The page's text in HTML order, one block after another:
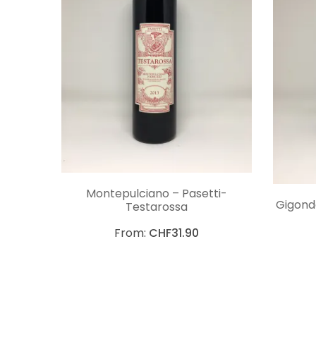
CHOIX DES OPTIONS
Montepulciano – Pasetti-
Testarossa
From: CHF31.90